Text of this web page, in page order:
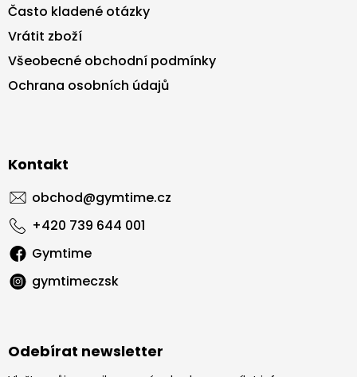
Často kladené otázky
Vrátit zboží
Všeobecné obchodní podmínky
Ochrana osobních údajů
Kontakt
obchod@gymtime.cz
+420 739 644 001
Gymtime
gymtimeczsk
Odebírat newsletter